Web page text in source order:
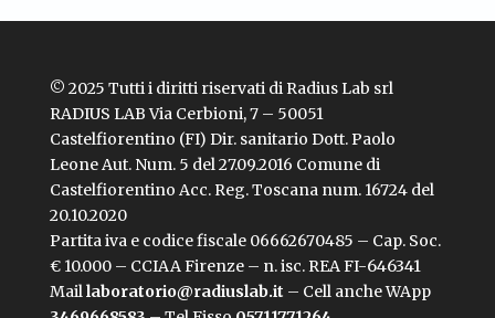
© 2025 Tutti i diritti riservati di Radius Lab srl
RADIUS LAB Via Cerbioni, 7 – 50051
Castelfiorentino (FI) Dir. sanitario Dott. Paolo
Leone Aut. Num. 5 del 27.09.2016 Comune di
Castelfiorentino Acc. Reg. Toscana num. 16724 del
20.10.2020
Partita iva e codice fiscale 06662670485 – Cap. Soc.
€ 10.000– CCIAA Firenze – n. isc. REAFI-646341
Maillaboratorio@radiuslab.it – Cell anche WApp